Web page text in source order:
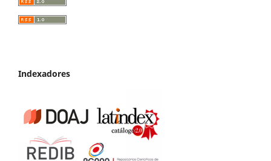
Indexadores